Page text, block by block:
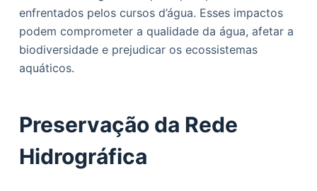
enfrentados pelos cursos d’água. Esses impactos
podem comprometer a qualidade da água, afetar a
biodiversidade e prejudicar os ecossistemas
aquáticos.
Preservação da Rede
Hidrográfica